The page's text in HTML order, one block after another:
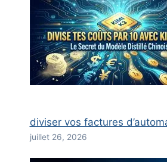
diviser vos factures
juillet 26, 2026